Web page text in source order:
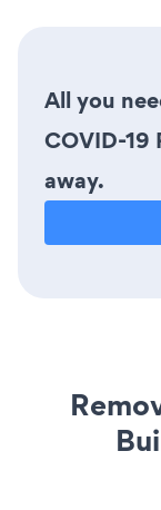
All you
COVID-19
away.